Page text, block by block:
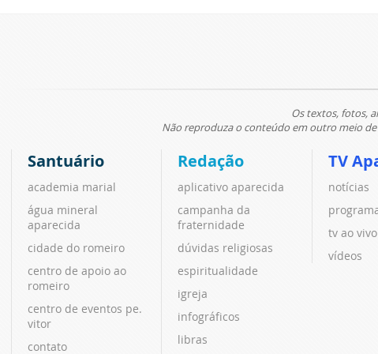
Os textos, fotos,
Não reproduza o conteúdo em outro meio
Santuário
academia marial
água mineral
aparecida
cidade do romeiro
centro de apoio ao
romeiro
centro de eventos pe.
vitor
contato
Redação
aplicativo aparecida
campanha da
fraternidade
dúvidas religiosas
espiritualidade
igreja
infográficos
libras
TV
notícias
tv ao vivo
vídeos